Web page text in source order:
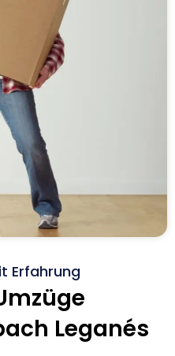
Erfahrung
Leganés